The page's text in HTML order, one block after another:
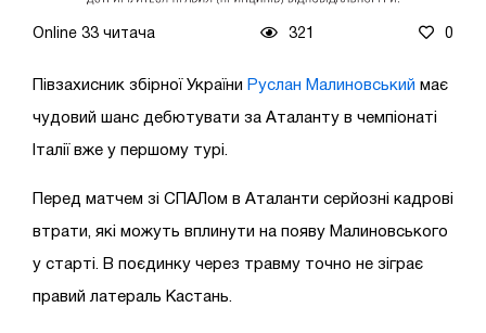
Online 33 читача 321 0
Півзахисник збірної України Руслан Малиновський має
чудовий шанс дебютувати за Аталанту в чемпіонаті
Італії вже у першому турі.
Перед матчем зі СПАЛом в Аталанти серйозні кадрові
втрати, які можуть вплинути на появу Малиновського
у старті. В поєдинку через травму точно не зіграє
правий латераль Кастань.